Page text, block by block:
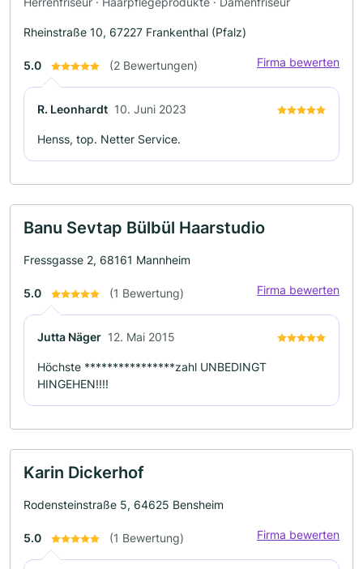
Rheinstraße 10, 67227 Frankenthal (Pfalz)
5.0 (2 Bewertungen) Firma bewerten
R. Leonhardt 10. Juni 2023
Henss, top. Netter Service.
Banu Sevtap Bülbül Haarstudio
Fressgasse 2, 68161 Mannheim
5.0 (1 Bewertung) Firma bewerten
Jutta Näger 12. Mai 2015
Höchste ****************zahl UNBEDINGT
HINGEHEN!!!!
Karin Dickerhof
Rodensteinstraße 5, 64625 Bensheim
5.0 (1 Bewertung) Firma bewerten